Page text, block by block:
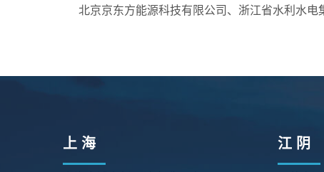
北京京东方能源科技有限公司、浙江省水利水电
上 海 江 阴